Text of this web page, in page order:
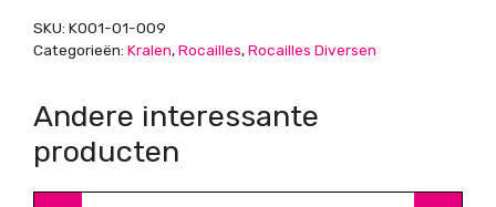
SKU: K001-01-009
Categorieën: Kralen,Rocailles,Rocailles Diversen
Andere interessante
producten